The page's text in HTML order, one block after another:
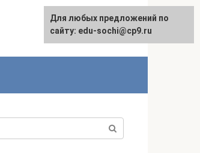
English
Для любых предложений по
сайту: edu-sochi@cp9.ru